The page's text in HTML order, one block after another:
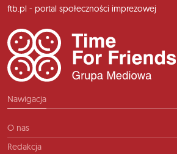
ftb.pl - portal społeczności imprezowej
Nawigacja
O nas
Redakcja